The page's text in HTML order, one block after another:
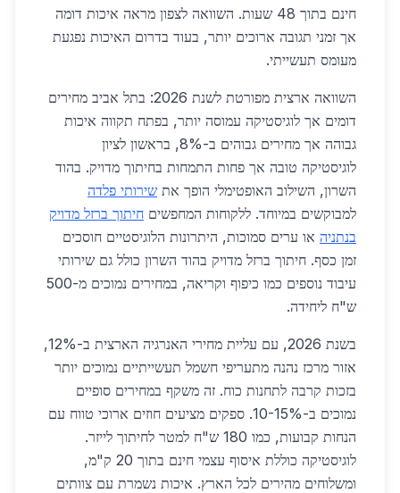
חינם בתוך 48 שעות. השוואה לצפון מראה איכות דומה
אך זמני תגובה ארוכים יותר, בעוד בדרום האיכות נפגעת
מעומס תעשייתי.
השוואה ארצית מפורטת לשנת 2026: בתל אביב מחירים
דומים אך לוגיסטיקה עמוסה יותר, בפתח תקווה איכות
גבוהה אך מחירים גבוהים ב-8%, בראשון לציון
לוגיסטיקה טובה אך פחות התמחות בחיתוך מדויק. בהוד
השרון, השילוב האופטימלי הופך את שירותי פלדה
למבוקשים במיוחד. ללקוחות המחפשים חיתוך ברזל מדויק
בנתניה או ערים סמוכות, היתרונות הלוגיסטיים חוסכים
זמן כסף. חיתוך ברזל מדויק בהוד השרון כולל גם שירותי
עיבוד נוספים כמו כיפוף וקריאה, במחירים נמוכים מ-500
ש"ח ליחידה.
בשנת 2026, עם עליית מחירי האנרגיה הארצית ב-12%,
אזור מרכז נהנה מתעריפי חשמל תעשייתיים נמוכים יותר
בזכות קרבה לתחנות כוח. זה משקף במחירים סופיים
נמוכים ב-10-15%. ספקים מציעים חוזים ארוכי טווח עם
הנחות קבועות, כמו 180 ש"ח למטר לחיתוך לייזר.
לוגיסטיקה כוללת איסוף עצמי חינם בתוך 20 ק"מ,
ומשלוחים מהירים לכל הארץ. איכות נשמרת עם צוותים